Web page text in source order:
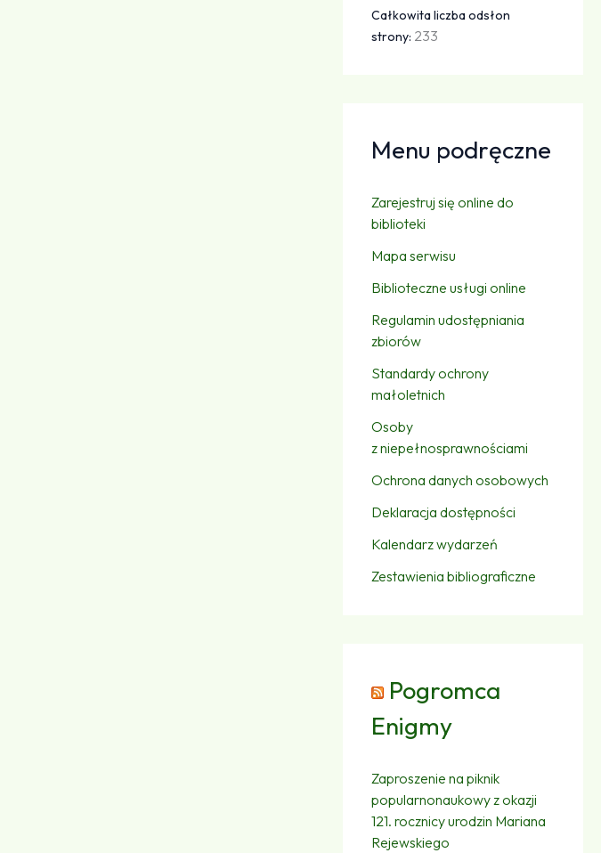
Całkowita liczba odsłon
strony: 233
Menu podręczne
Zarejestruj się online do
biblioteki
Mapa serwisu
Biblioteczne usługi online
Regulamin udostępniania
zbiorów
Standardy ochrony
małoletnich
Osoby
z niepełnosprawnościami
Ochrona danych osobowych
Deklaracja dostępności
Kalendarz wydarzeń
Zestawienia bibliograficzne
Pogromca
Enigmy
Zaproszenie na piknik
popularnonaukowy z okazji
121. rocznicy urodzin Mariana
Rejewskiego